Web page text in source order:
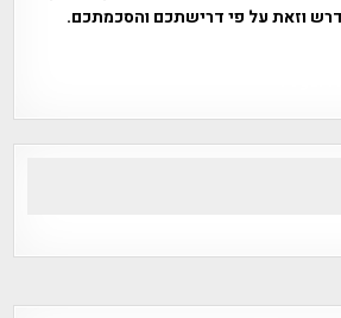
וזאת על פי דרישתכם והסכמתכם.